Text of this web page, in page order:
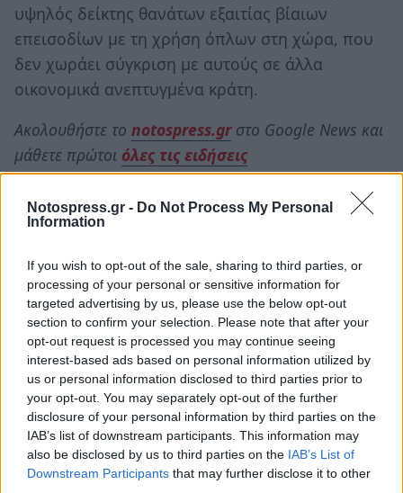
Notospress.gr - Do Not Process My Personal
Information
If you wish to opt-out of the sale, sharing to third parties, or
processing of your personal or sensitive information for
targeted advertising by us, please use the below opt-out
section to confirm your selection. Please note that after your
opt-out request is processed you may continue seeing
interest-based ads based on personal information utilized by
us or personal information disclosed to third parties prior to
your opt-out. You may separately opt-out of the further
disclosure of your personal information by third parties on the
IAB’s list of downstream participants. This information may
also be disclosed by us to third parties on the IAB’s List of
Downstream Participants that may further disclose it to other
υψηλός δείκτης θανάτων εξαιτίας βίαιων
επεισοδίων με τη χρήση όπλων στη χώρα, που
δεν χωράει σύγκριση με αυτούς σε άλλα
οικονομικά ανεπτυγμένα κράτη.
Ακολουθήστε το notospress.grστο Google News και
μάθετε πρώτοι όλες τις ειδήσεις
TAGS: ΗΠΑ